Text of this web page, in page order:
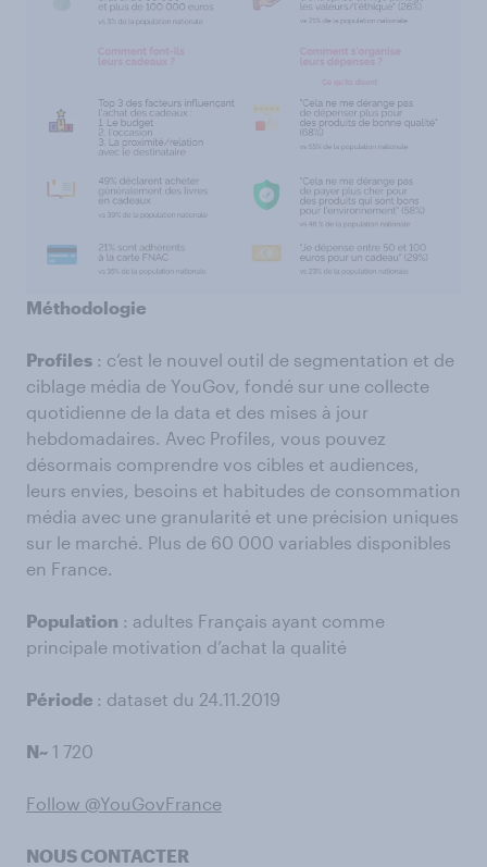
Méthodologie
Profiles : c’est le nouvel outil de segmentation et de
ciblage média de YouGov, fondé sur une collecte
quotidienne de la data et des mises à jour
hebdomadaires. Avec Profiles, vous pouvez
désormais comprendre vos cibles et audiences,
leurs envies, besoins et habitudes de consommation
média avec une granularité et une précision uniques
sur le marché. Plus de 60 000 variables disponibles
en France.
Population : adultes Français ayant comme
principale motivation d’achat la qualité
Période : dataset du 24.11.2019
N~ 1 720
Follow @YouGovFrance
NOUS CONTACTER